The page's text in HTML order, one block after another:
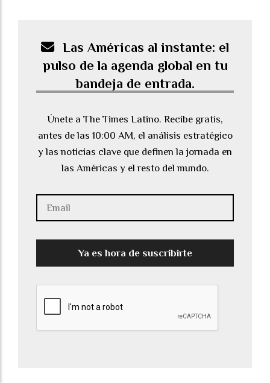
Las Américas al instante: el
pulso de la agenda global en tu
bandeja de entrada.
Únete a The Times Latino. Recibe gratis,
antes de las 10:00 AM, el análisis estratégico
y las noticias clave que definen la jornada en
las Américas y el resto del mundo.
Ya es hora de suscribirte